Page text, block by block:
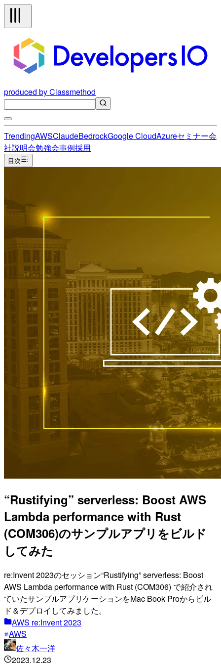
produced by Classmethod
TrendingAWSClaudeBedrockGoogle CloudAzureセミナー会
社説明会勉強会事例採用
目次
“Rustifying” serverless: Boost AWS
Lambda performance with Rust
(COM306)のサンプルアプリをビルド
してみた
re:Invent 2023のセッション“Rustifying” serverless: Boost
AWS Lambda performance with Rust (COM306) で紹介され
ていたサンプルアプリケーションをMac Book Proからビル
ド＆デプロイしてみました。
AWS re:Invent 2023
AWS
佐々木一洋
2023.12.23